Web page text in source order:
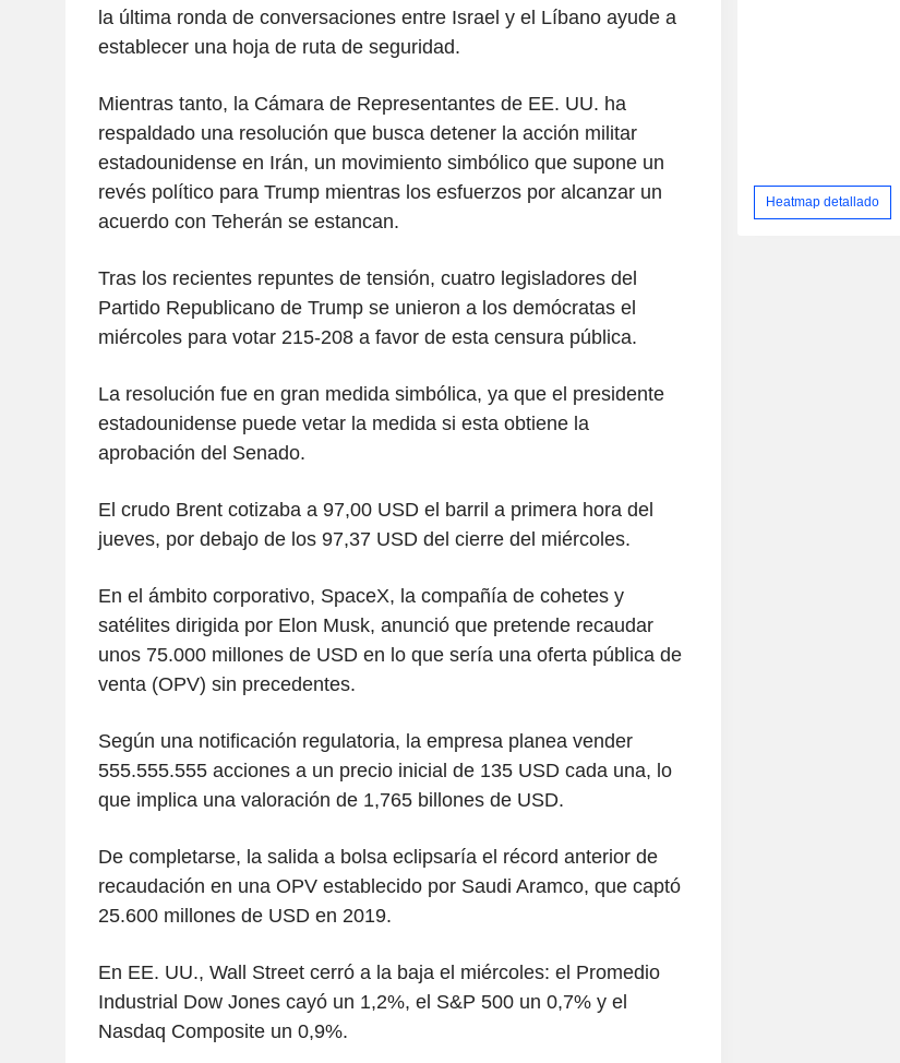
la última ronda de conversaciones entre Israel y el Líbano ayude a
establecer una hoja de ruta de seguridad.
Mientras tanto, la Cámara de Representantes de EE. UU. ha
respaldado una resolución que busca detener la acción militar
estadounidense en Irán, un movimiento simbólico que supone un
revés político para Trump mientras los esfuerzos por alcanzar un
acuerdo con Teherán se estancan.
Tras los recientes repuntes de tensión, cuatro legisladores del
Partido Republicano de Trump se unieron a los demócratas el
miércoles para votar 215-208 a favor de esta censura pública.
La resolución fue en gran medida simbólica, ya que el presidente
estadounidense puede vetar la medida si esta obtiene la
aprobación del Senado.
El crudo Brent cotizaba a 97,00 USD el barril a primera hora del
jueves, por debajo de los 97,37 USD del cierre del miércoles.
En el ámbito corporativo, SpaceX, la compañía de cohetes y
satélites dirigida por Elon Musk, anunció que pretende recaudar
unos 75.000 millones de USD en lo que sería una oferta pública de
venta (OPV) sin precedentes.
Según una notificación regulatoria, la empresa planea vender
555.555.555 acciones a un precio inicial de 135 USD cada una, lo
que implica una valoración de 1,765 billones de USD.
De completarse, la salida a bolsa eclipsaría el récord anterior de
recaudación en una OPV establecido por Saudi Aramco, que captó
25.600 millones de USD en 2019.
En EE. UU., Wall Street cerró a la baja el miércoles: el Promedio
Industrial Dow Jones cayó un 1,2%, el S&P 500 un 0,7% y el
Nasdaq Composite un 0,9%.
Heatmap detallado